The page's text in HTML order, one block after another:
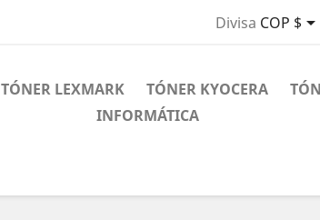
Divisa COP $
TÓNER LEXMARK TÓNER KYOCERA
INFORMÁTICA